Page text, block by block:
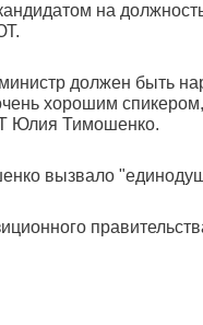
на
должен быть
хорошим
Юлия Тимошенко.
вызвало